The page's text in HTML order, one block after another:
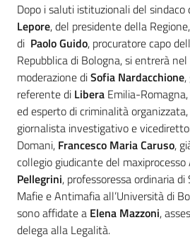
Dopo i saluti istituzionali del sindaco
Lepore, del presidente della Regione,
di Paolo Guido, procuratore capo
Repubblica di Bologna, si entrerà
moderazione diSofia Nardacchione,
referente di Libera Emilia-Romagna,
ed esperto di criminalità organizzata,
giornalista investigativo e
Domani, Francesco Maria Caruso,
collegio giudicante del maxiprocesso
Pellegrini, professoressa ordinaria
Mafie e Antimafia all’Università di
sono affidate a Elena Mazzoni,
delega alla Legalità.